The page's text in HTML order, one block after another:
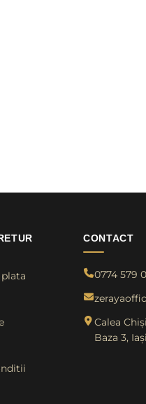
CONTACT
0774 579
Calea
Baza 3, Iași